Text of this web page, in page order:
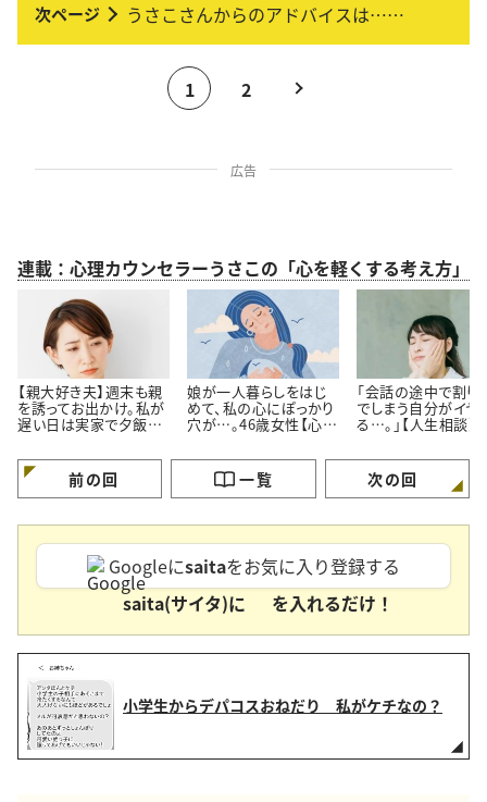
うさこさんからのアドバイスは……
1 2
連載：心理カウンセラーうさこの「心を軽くする考え方」
【親大好き夫】週末も親
を誘ってお出かけ。私が
遅い日は実家で夕飯。
なのでは…？
娘が一人暮らしをはじ
めて、私の心にぽっかり
穴が…。46歳女性【心理
談】
「会話の途中で割り
でしまう自分がイヤ
る…。」【人生相談】
前の回 一覧 次の回
Googleにsaitaをお気に入り登録する
saita(サイタ)に
を入れるだけ！
小学生からデパコスおねだり 私がケチなの？
広告